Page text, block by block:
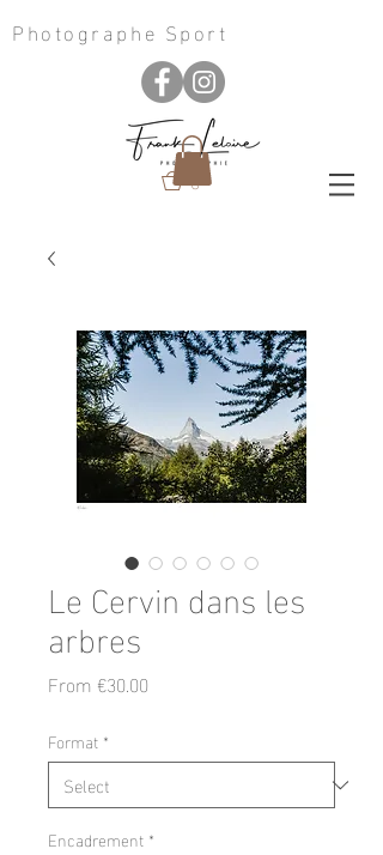
Photographe Sport
0
Le Cervin dans les
arbres
From €30.00
Format *
Encadrement *